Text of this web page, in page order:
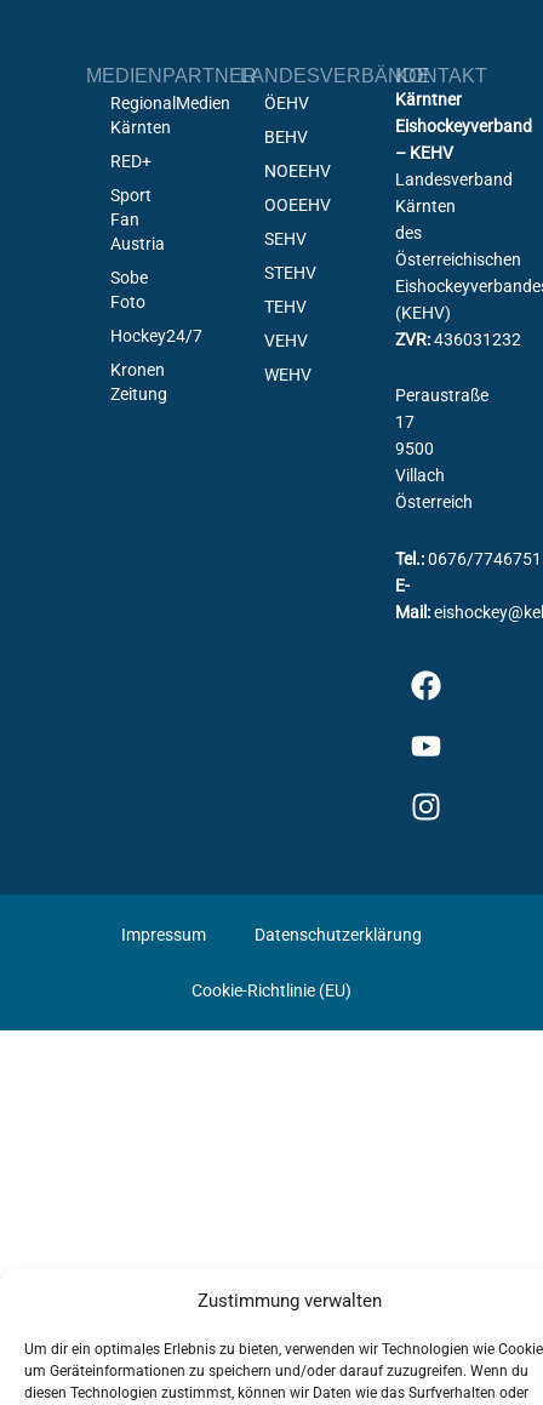
Zustimmung verwalten
Um dir ein optimales Erlebnis zu bieten, verwenden wir Technologien wie
um Geräteinformationen zu speichern und/oder darauf zuzugreifen. Wenn du
diesen Technologien zustimmst, können wir Daten wie das Surfverhalten oder
MEDIENPARTNER
RegionalMedien
Kärnten
RED+
Sport
Fan
Austria
Sobe
Foto
Hockey24/7
Kronen
Zeitung
LANDESVERBÄNDE
ÖEHV
BEHV
NOEEHV
OOEEHV
SEHV
STEHV
TEHV
VEHV
WEHV
KONTAKT
Kärntner
Eishockeyverband
– KEHV
Landesverband
Kärnten
des
Österreichischen
(KEHV)
ZVR:436031232
Peraustraße
17
9500
Villach
Österreich
Tel.:0676/7746751
E-
Mail:
Impressum Datenschutzerklärung
Cookie-Richtlinie (EU)